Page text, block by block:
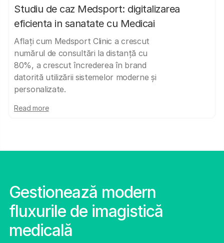
Studiu de caz Medsport: digitalizarea
eficienta in sanatate cu Medicai
Aflați cum Medsport Clinic a crescut
numărul de consultări la distanță cu
80%, a crescut încrederea în brand
datorită utilizării sistemelor moderne și
personalizate.
Read more
Gestionează modern
fluxurile de imagistică
medicală